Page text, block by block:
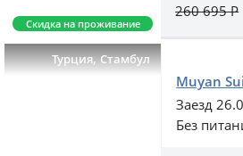
Скидка на проживание
260 695Р
Турция,Стамбул
Muyan
Заезд
Без